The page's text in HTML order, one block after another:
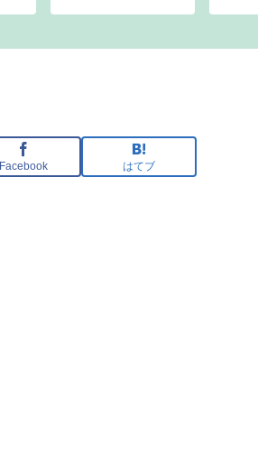
Facebook はてブ